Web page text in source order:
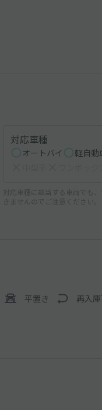
対応車種
オートバイ 軽自動
対応車種に該当する車両でも
きませんのでご注意ください。
平置き 再入